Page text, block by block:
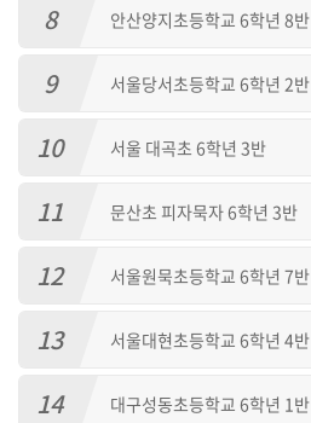
8 안산양지초등학교 6학년 8반
9 서울당서초등학교 6학년 2반
10 서울 대곡초 6학년 3반
11 문산초 피자묵자 6학년 3반
12 서울원묵초등학교 6학년 7반
13 서울대현초등학교 6학년 4반
14 대구성동초등학교 6학년 1반